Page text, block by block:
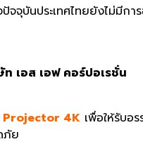
ปัจจุบันประเทศไทยยังไม่
เอส เอฟ คอร์ปอเรชั่น
Projector 4K เพื่อให้รับ
ภัย